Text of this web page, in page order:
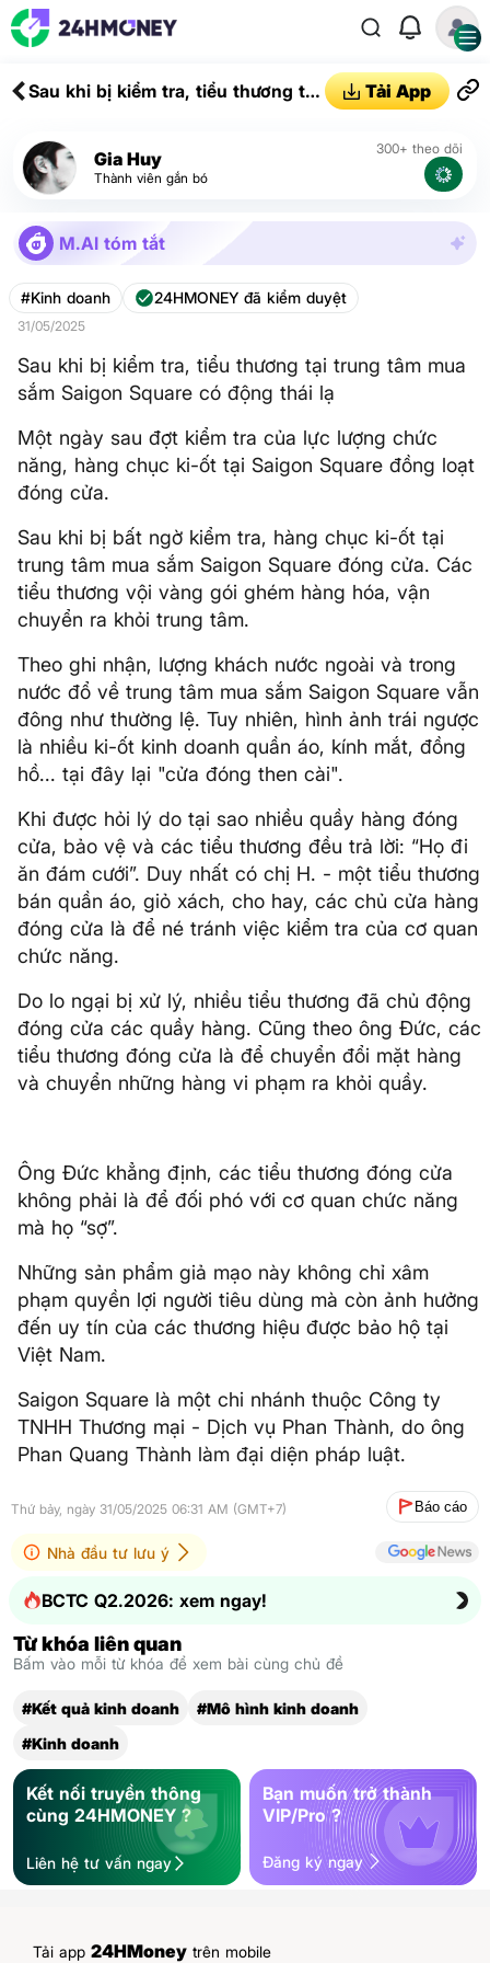
Sau khi bị kiểm tra, tiểu thương tại
có động thái lạ
Tải App
Gia Huy
Thành viên gắn bó
300+ theo dõi
M.AI tóm tắt
#Kinh doanh 24HMONEY đã kiểm duyệt
31/05/2025
Sau khi bị kiểm tra, tiểu thương tại trung tâm mua
sắm Saigon Square có động thái lạ
Một ngày sau đợt kiểm tra của lực lượng chức
năng, hàng chục ki-ốt tại Saigon Square đồng loạt
đóng cửa.
Sau khi bị bất ngờ kiểm tra, hàng chục ki-ốt tại
trung tâm mua sắm Saigon Square đóng cửa. Các
tiểu thương vội vàng gói ghém hàng hóa, vận
chuyển ra khỏi trung tâm.
Theo ghi nhận, lượng khách nước ngoài và trong
nước đổ về trung tâm mua sắm Saigon Square vẫn
đông như thường lệ. Tuy nhiên, hình ảnh trái ngược
là nhiều ki-ốt kinh doanh quần áo, kính mắt, đồng
hồ... tại đây lại "cửa đóng then cài".
Khi được hỏi lý do tại sao nhiều quầy hàng đóng
cửa, bảo vệ và các tiểu thương đều trả lời: “Họ đi
ăn đám cưới”. Duy nhất có chị H. - một tiểu thương
bán quần áo, giỏ xách, cho hay, các chủ cửa hàng
đóng cửa là để né tránh việc kiểm tra của cơ quan
chức năng.
Do lo ngại bị xử lý, nhiều tiểu thương đã chủ động
đóng cửa các quầy hàng. Cũng theo ông Đức, các
tiểu thương đóng cửa là để chuyển đổi mặt hàng
và chuyển những hàng vi phạm ra khỏi quầy.
Ông Đức khẳng định, các tiểu thương đóng cửa
không phải là để đối phó với cơ quan chức năng
mà họ “sợ”.
Những sản phẩm giả mạo này không chỉ xâm
phạm quyền lợi người tiêu dùng mà còn ảnh hưởng
đến uy tín của các thương hiệu được bảo hộ tại
Việt Nam.
Saigon Square là một chi nhánh thuộc Công ty
TNHH Thương mại - Dịch vụ Phan Thành, do ông
Phan Quang Thành làm đại diện pháp luật.
Thứ bảy, ngày 31/05/2025 06:31 AM (GMT+7) Báo cáo
Nhà đầu tư lưu ý
BCTC Q2.2026: xem ngay!
Từ khóa liên quan
Bấm vào mỗi từ khóa để xem bài cùng chủ đề
#Kết quả kinh doanh
#Mô hình kinh doanh
#Kinh doanh
Kết nối truyền thông
cùng 24HMONEY ?
Liên hệ tư vấn ngay
Bạn muốn trở thành
VIP/Pro ?
Đăng ký ngay
Tải app 24HMoney trên mobile